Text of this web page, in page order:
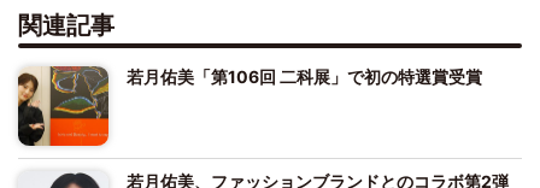
関連記事
若月佑美「第106回 二科展」で初の特選賞受賞
若月佑美、ファッションブランドとのコラボ第2弾